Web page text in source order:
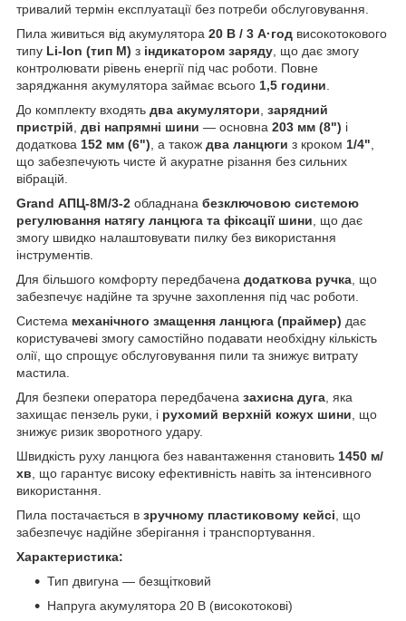
тривалий термін експлуатації без потреби обслуговування.
Пила живиться від акумулятора 20 В / 3 А·год високотокового
типу Li-Ion (тип М) з індикатором заряду , що дає змогу
контролювати рівень енергії під час роботи. Повне
заряджання акумулятора займає всього 1,5 години
До комплекту входять два акумулятори зарядний
пристрій дві напрямні шини — основна 203 мм (8") і
додаткова 152 мм (6") , а також два ланцюги з кроком 1/4"
що забезпечують чисте й акуратне різання без сильних
вібрацій.
Grand АПЦ-8М/3-2 обладнана безключовою системою
регулювання натягу ланцюга та фіксації шини , що дає
змогу швидко налаштовувати пилку без використання
інструментів.
Для більшого комфорту передбачена додаткова ручка , що
забезпечує надійне та зручне захоплення під час роботи.
Система механічного змащення ланцюга (праймер) дає
користувачеві змогу самостійно подавати необхідну кількість
олії, що спрощує обслуговування пили та знижує витрату
мастила.
Для безпеки оператора передбачена захисна дуга , яка
захищає пензель руки, і рухомий верхній кожух шини , що
знижує ризик зворотного удару.
Швидкість руху ланцюга без навантаження становить 1450 м/
хв , що гарантує високу ефективність навіть за інтенсивного
використання.
Пила постачається в зручному пластиковому кейсі , що
забезпечує надійне зберігання і транспортування.
Характеристика:
Тип двигуна — безщітковий
Напруга акумулятора 20 В (високотокові)